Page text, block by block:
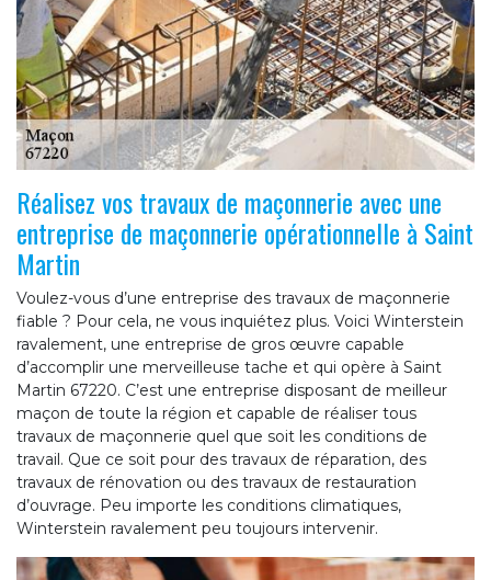
Réalisez vos travaux de maçonnerie avec une
entreprise de maçonnerie opérationnelle à Saint
Martin
Voulez-vous d’une entreprise des travaux de maçonnerie
fiable ? Pour cela, ne vous inquiétez plus. Voici Winterstein
ravalement, une entreprise de gros œuvre capable
d’accomplir une merveilleuse tache et qui opère à Saint
Martin 67220. C’est une entreprise disposant de meilleur
maçon de toute la région et capable de réaliser tous
travaux de maçonnerie quel que soit les conditions de
travail. Que ce soit pour des travaux de réparation, des
travaux de rénovation ou des travaux de restauration
d’ouvrage. Peu importe les conditions climatiques,
Winterstein ravalement peu toujours intervenir.